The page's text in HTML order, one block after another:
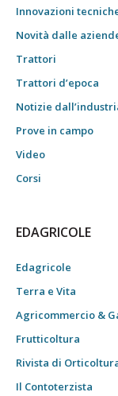
Innovazioni
Novità dalle
Trattori
Trattori d’epoca
Notizie
Prove in campo
Video
Corsi
EDAGRICOLE
Edagricole
Terra e Vita
Agricommercio &
Frutticoltura
Rivista di
Il Contoterzista